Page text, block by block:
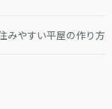
みやすい平屋の作り方